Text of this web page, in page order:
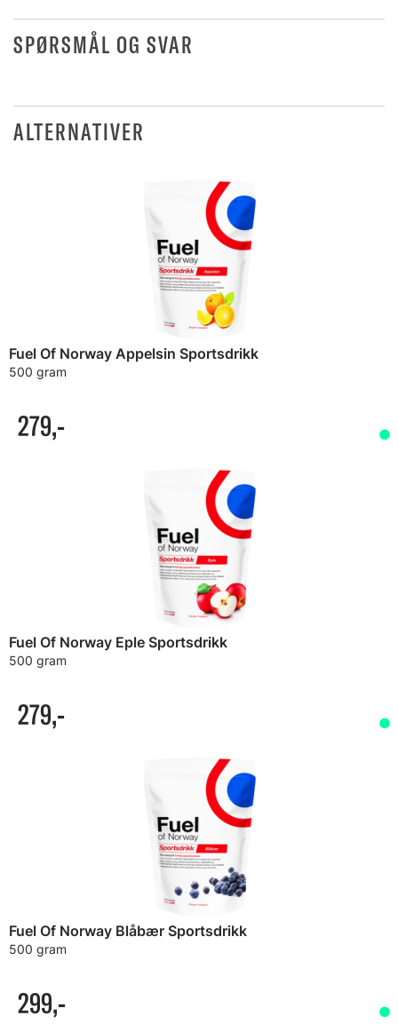
SPØRSMÅL OG SVAR
ALTERNATIVER
Fuel Of Norway Appelsin Sportsdrikk
500 gram
279,-
Fuel Of Norway Eple Sportsdrikk
500 gram
279,-
Fuel Of Norway Blåbær Sportsdrikk
500 gram
299,-